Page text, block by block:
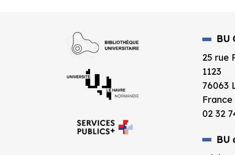
BU
25 rue
1123
76063
France
02 32
BU